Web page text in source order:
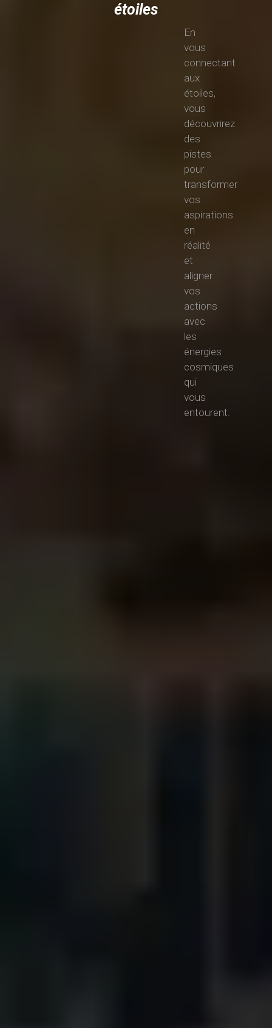
étoiles
En
vous
connectant
aux
étoiles,
vous
découvrirez
des
pistes
pour
transformer
vos
aspirations
en
réalité
et
aligner
vos
actions
avec
les
énergies
cosmiques
qui
vous
entourent.